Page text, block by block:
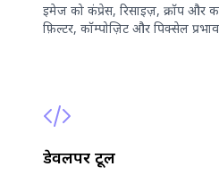
इमेज को कंप्रेस, रिसाइज़, क्रॉप और
फ़िल्टर, कॉम्पोज़िट और पिक्सेल
डेवलपर टूल